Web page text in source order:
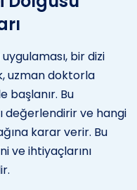
bir dizi
uzman doktorla
başlanır. Bu
değerlendirir ve hangi
karar verir. Bu
ve ihtiyaçlarını